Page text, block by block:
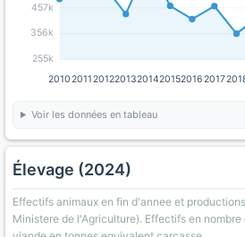
255k
356k
457k
20102011201220132014201520162017
Voir les données en tableau
Élevage (2024)
Effectifs animaux en fin d'annee et
Ministere de l'Agriculture). Effectifs en